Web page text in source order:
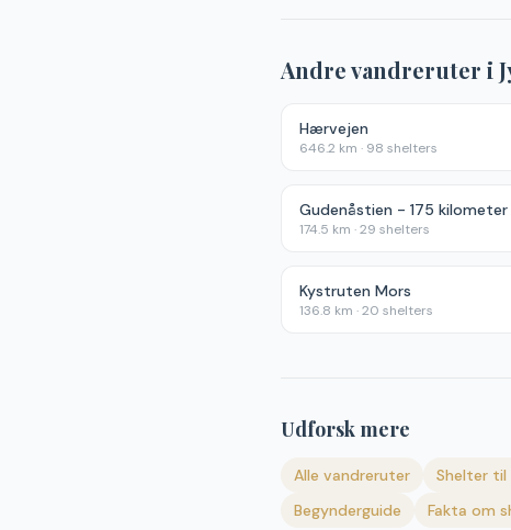
Andre vandreruter i
Hærvejen
646.2 km · 98 shelters
174.5 km ·29 shelters
Kystruten Mors
136.8 km ·20 shelters
Udforsk mere
Alle vandreruter Shelter til
Begynderguide
Fakta om